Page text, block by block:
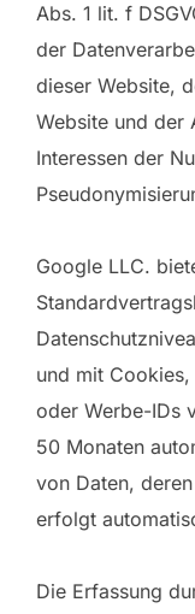
Abs. 1 lit. f
der
dieser Website,
Website und der
Interessen der
Google LLC.
und mit
oder Werbe-IDs
50 Monaten
von Daten,
erfolgt
Die Erfassung